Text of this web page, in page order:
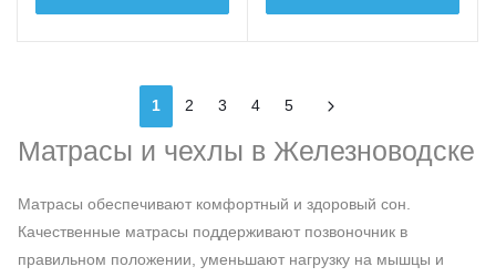
1 2 3 4 5
Матрасы и чехлы в Железноводске
Матрасы обеспечивают комфортный и здоровый сон.
Качественные матрасы поддерживают позвоночник в
правильном положении, уменьшают нагрузку на мышцы и